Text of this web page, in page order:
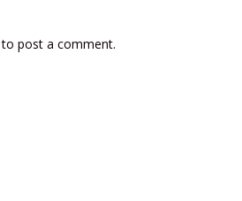
to post a comment.